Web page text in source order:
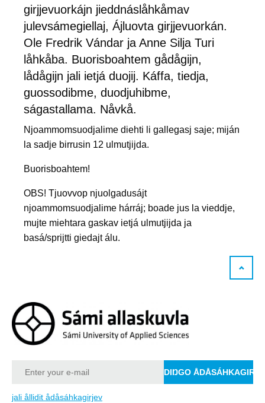
girjjevuorkájn jieddnáslåhkåmav
julevsámegiellaj, Ájluovta girjjevuorkán.
Ole Fredrik Vándar ja Anne Silja Turi
låhkåba. Buorisboahtem gådågijn,
lådågijn jali ietjá duojij. Káffa, tiedja,
guossodibme, duodjuhibme,
ságastallama. Nåvkå.
Njoammomsuodjalime diehti li gallegasj saje; miján
la sadje birrusin 12 ulmutjijda.
Buorisboahtem!
OBS! Tjuovvop njuolgadusájt
njoammomsuodjalime hárráj; boade jus la vieddje,
mujte miehtara gaskav ietjá ulmutjijda ja
basá/sprijtti giedajt álu.
jali ållidit ådåsáhkagirjev